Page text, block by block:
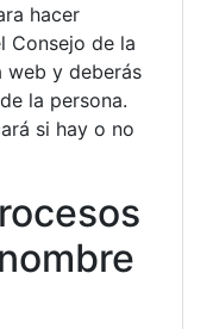
hacer
Consejo de la
web y deberás
la persona.
si hay o no